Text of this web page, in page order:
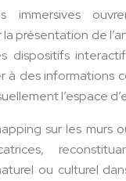
immersives
présentation de
dispositifs
à des informations
l’espace
sur les murs
ou culturel